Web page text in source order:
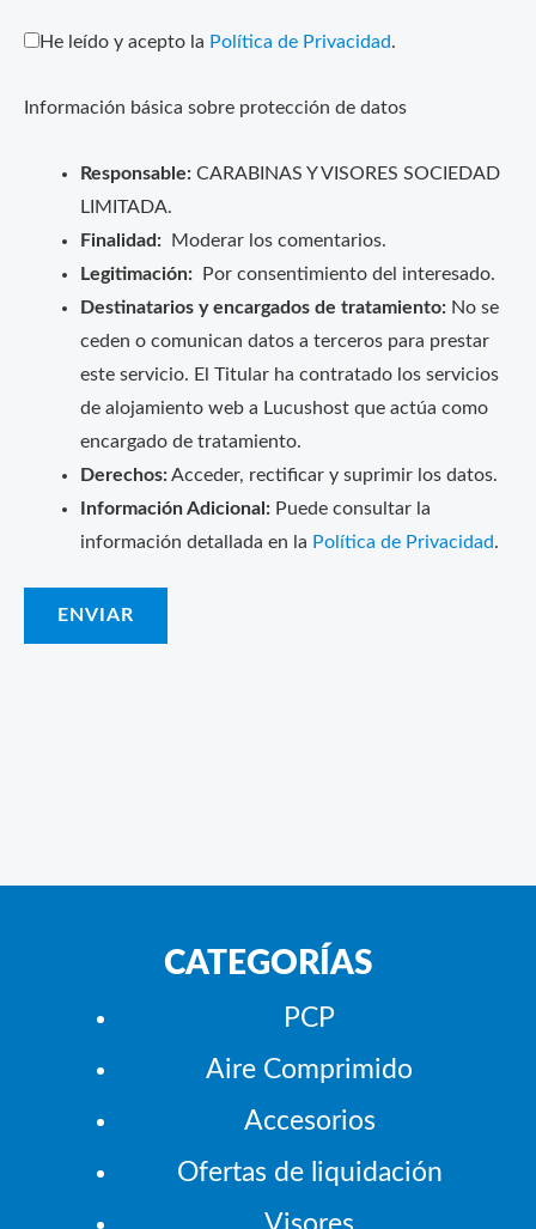
He leído y acepto la Política de Privacidad .
Información básica sobre protección de datos
Responsable:CARABINAS Y VISORES SOCIEDAD
LIMITADA.
Finalidad:Moderar los comentarios.
Legitimación:Por consentimiento del interesado.
Destinatarios y encargados de tratamiento:No se
ceden o comunican datos a terceros para prestar
este servicio. El Titular ha contratado los servicios
de alojamiento web a Lucushost que actúa como
encargado de tratamiento.
Derechos:Acceder, rectificar y suprimir los datos.
Información Adicional:Puede consultar la
información detallada en la Política de Privacidad .
CATEGORÍAS
PCP
Aire Comprimido
Accesorios
Ofertas de liquidación